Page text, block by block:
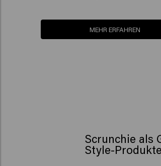
MEHR ERFAHREN
Scrunchie als
Style-